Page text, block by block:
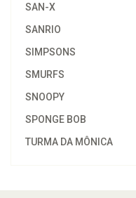
SAN-X
SANRIO
SIMPSONS
SMURFS
SNOOPY
SPONGE BOB
TURMA DA MÔNICA